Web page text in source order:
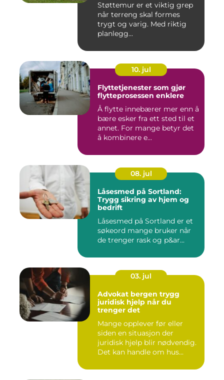
Støttemur er et viktig grep
når terreng skal formes
trygt og varig. Med riktig
planlegg...
10. jul
Flyttetjenester som gjør
flytteprosessen enklere
Å flytte innebærer mer enn å
bære esker fra ett sted til et
annet. For mange betyr det
å kombinere e...
08. jul
Låsesmed på Sortland:
Trygg sikring av hjem og
bedrift
Låsesmed på Sortland er et
søkeord mange bruker når
de trenger rask og p&ar...
03. jul
Advokat bergen trygg
juridisk hjelp når du
trenger det
Mange opplever før eller
siden en situasjon der
juridisk hjelp blir nødvendig.
Det kan handle om hus...